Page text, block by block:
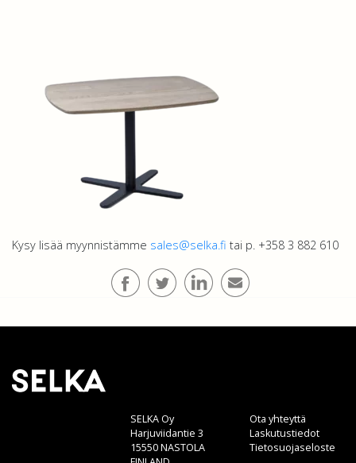
Kysy lisää myynnistämme sales@selka.fi tai p. +358 3 882 610
SELKA Oy
Harjuviidantie 3
15550 NASTOLA
Ota yhteyttä
Laskutustiedot
Tietosuojaseloste